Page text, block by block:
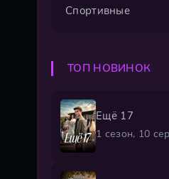
Спортивные
ТОП НОВИНОК
Ещё 17
1 сезон, 10